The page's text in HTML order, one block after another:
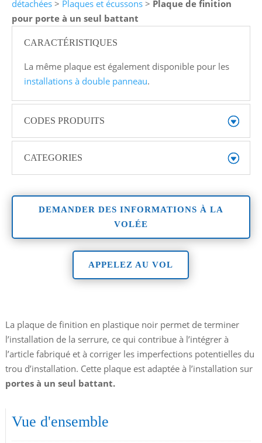
détachées> Plaques et écussons> Plaque de finition
pour porte à un seul battant
CARACTÉRISTIQUES
La même plaque est également disponible pour les
installations à double panneau.
CODES PRODUITS
CATEGORIES
DEMANDER DES INFORMATIONS À LA
VOLÉE
APPELEZ AU VOL
La plaque de finition en plastique noir permet de terminer
l’installation de la serrure, ce qui contribue à l’intégrer à
l’article fabriqué et à corriger les imperfections potentielles du
trou d’installation. Cette plaque est adaptée à l’installation sur
portes à un seul battant.
Vue d'ensemble